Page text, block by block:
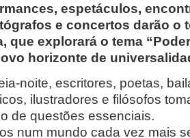
espetáculos,
e concertos darão o
que explorará o tema
horizonte de
noite, escritores, poetas,
ilustradores e filósofos
de questões essenciais.
num mundo cada vez mais